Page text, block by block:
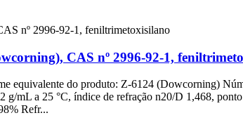
CAS nº 2996-92-1,
equivalente do produto: Z-6124 (Dowcorning)
mL a 25 °C, índice de refração n20/D 1,468,
Refr...